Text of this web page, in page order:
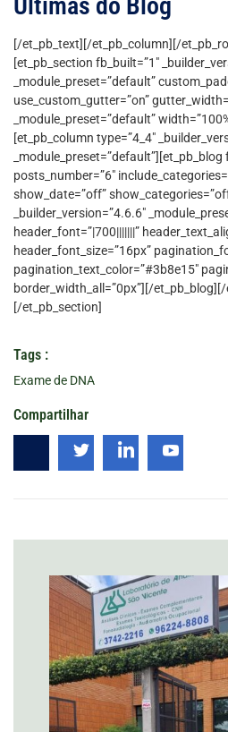
Últimas do Blog
[/et_pb_text][/et_pb_column][/
[et_pb_section fb_built=”1″
_module_preset=”default”
use_custom_gutter=”on”
_module_preset=”default”
[et_pb_column type=”4_4″
posts_number=”6″
show_date=”off”
_builder_version=”4.6.6″
header_font=”|700|||||||”
header_font_size=”16px”
pagination_text_color=”#3b8e15″
border_width_all=”0px”][/
[/et_pb_section]
Tags :
Exame de DNA
Compartilhar